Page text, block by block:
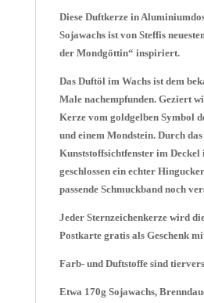
Diese Duftkerze in
Sojawachs ist von Steffis
der Mondgöttin“ inspiriert.
Das Duftöl im Wachs ist dem
Male nachempfunden. Geziert
Kerze vom goldgelben Symbol
und einem Mondstein. Durch das
Kunststoffsichtfenster im Deckel
geschlossen ein echter
passende Schmuckband noch
Jeder Sternzeichenkerze wird
Postkarte gratis als Geschenk
Farb- und Duftstoffe sind
Etwa 170g Sojawachs,